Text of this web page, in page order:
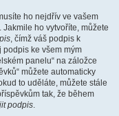
ho nejdřív ve vašem
Jakmile ho vytvoříte, můžete
, čímž váš podpis k
podpis ke všem mým
panelu“ na záložce
můžete automaticky
to uděláte, můžete stále
tak, že během
podpis.